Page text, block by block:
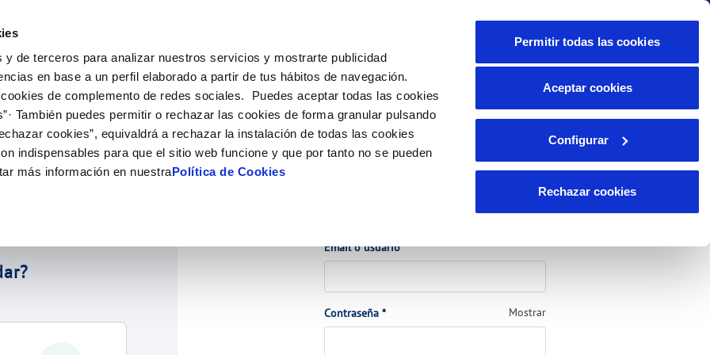
y de terceros para analizar nuestros servicios y mostrarte publicidad
en base a un perfil elaborado a partir de tus hábitos de navegación.
de complemento de redes sociales. Puedes aceptar todas las cookies
También puedes permitir o rechazar las cookies de forma granular pulsando
cookies”, equivaldrá a rechazar la instalación de todas las cookies
indispensables para que el sitio web funcione y que por tanto no se pueden
más información en nuestraPolítica de Cookies
Aceptar cookies
Configurar
Rechazar cookies
Permitir todas las cookies
Cambio de titular
de suministro
MODIFICACIÓN DE DATOS
Actualizar datos bancarios
Actualizar datos de domicilio
INCIDENCIAS
Comunica anomalías o posibles
fraudes
Tu Servicio
AL CLIENTE
contacto
y afectaciones
COMPROMISO DE SERVICIO
Carta de compromisos
Customer Counsel (Defensa del cliente)
Tu Agua
del agua
CUIDADOS DEL AGUA
Consejos de ahorro
Conócenos
DE GESTIÓN Y CERTIFICADOS
PERFIL DEL CONTRATANTE
Plataforma de contratación del sector
público
Proveedores Responsables
PORTAL DE TRANSPARENCIA
Nuestros compromisos Área de clientes
Accede a tu cuenta
Email o usuario*(Obligatorio)
Contraseña *(Obligatorio) Mostrar